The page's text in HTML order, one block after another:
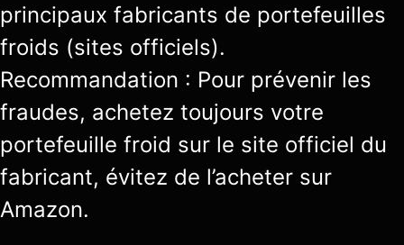
principaux fabricants de portefeuilles
froids (sites officiels).
Recommandation : Pour prévenir les
fraudes, achetez toujours votre
portefeuille froid sur le site officiel du
fabricant, évitez de l’acheter sur
Amazon.